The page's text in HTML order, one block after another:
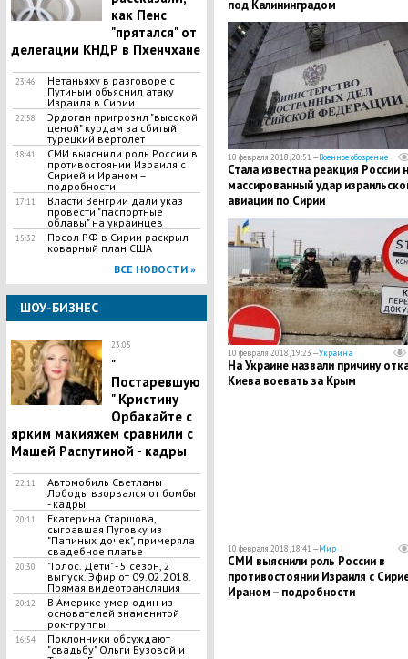
как Пенс
"прятался" от
делегации КНДР в Пхенчхане
23:46
Нетаньяху в разговоре с
Путиным объяснил атаку
Израиля в Сирии
22:58
Эрдоган пригрозил "высокой
ценой" курдам за сбитый
турецкий вертолет
18:41
СМИ выяснили роль России в
противостоянии Израиля с
Сирией и Ираном –
подробности
17:11
Власти Венгрии дали указ
провести "паспортные
облавы" на украинцев
15:32
Посол РФ в Сирии раскрыл
коварный план США
ВСЕ НОВОСТИ »
ШОУ-БИЗНЕС
23:05
"​
Постаревшую
" Кристину
Орбакайте с
ярким макияжем сравнили с
Машей Распутиной - кадры
22:11
​Автомобиль Светланы
Лободы взорвался от бомбы
- кадры
20:11
​Екатерина Старшова,
сыгравшая Пуговку из
"Папиных дочек", примеряла
свадебное платье
20:30
"Голос. Дети" - 5 сезон, 2
выпуск. Эфир от 09.02.2018.
Прямая видеотрансляция
20:12
В Америке умер один из
основателей знаменитой
рок-группы
16:54
Поклонники обсуждают
"свадьбу" Ольги Бузовой и
под Калининградом
10 февраля 2018, 20:51 —Военное обозрение
Стала известна реакция России
массированный удар
авиации по Сирии
10 февраля 2018, 19:23 —Украина
На Украине назвали причину
Киева воевать за Крым
10 февраля 2018, 18:41 —Мир
СМИ выяснили роль России в
противостоянии Израиля с
Ираном – подробности